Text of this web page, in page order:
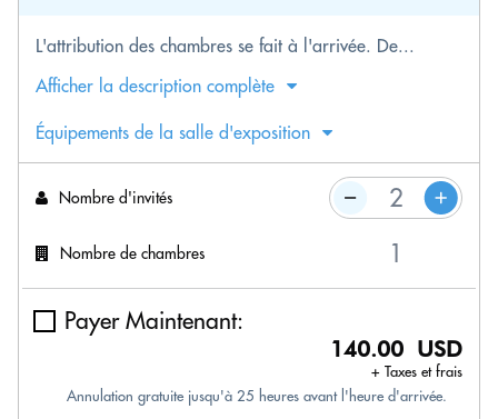
L'attribution des chambres se fait à l'arrivée. De...
Afficher la description complète
Équipements de la salle d'exposition
Nombre d'invités
Nombre de chambres
Payer Maintenant:
140.00 USD
+ Taxes et frais
Annulation gratuite jusqu'à 25 heures avant l'heure d'arrivée.